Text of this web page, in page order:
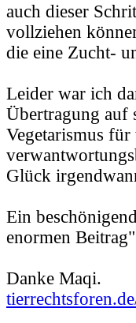
auch dieser
vollziehen
die eine Zucht-
Leider war ich
Übertragung auf
Vegetarismus
Glück
Ein
enormen
Danke Maqi.